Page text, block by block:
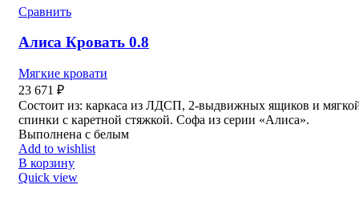
Сравнить
Алиса Кровать 0.8
Мягкие кровати
23 671 ₽
Состоит из: каркаса из ЛДСП, 2-выдвижных ящиков и
спинки с каретной стяжкой. Софа из серии «Алиса».
Выполнена с белым
Add to wishlist
В корзину
Quick view